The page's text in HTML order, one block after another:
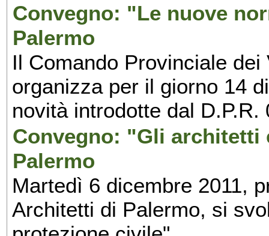
Convegno: "Le nuove
Palermo
Il Comando Provinciale
organizza per il giorno 14
novità introdotte dal
Convegno: "Gli architetti
Palermo
Martedì 6 dicembre 2011,
Architetti di Palermo, si